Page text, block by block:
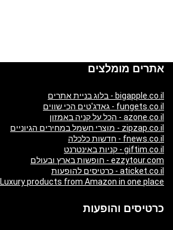
אתרים מומלצים
bigapple.co.il - בלוג בניית אתרים
fungets.co.il - גאדג'טים הכי שווים
azone.co.il - הכל על קניה באמזון
zipzap.co.il - מוצרי חשמל במחירים הגיוניים
fnews.co.il - חדשות כלכלה
giftim.co.il - קניות באינטרנט
ezzytour.com - חופשות בארץ ובעולם
aticket.co.il - כרטיסים להופעות
products from Amazon in one place
כרטיסים והופעות